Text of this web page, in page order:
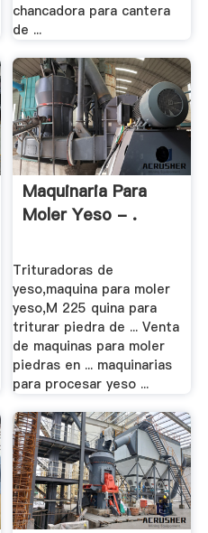
chancadora para cantera
de ...
Maquinaria Para
Moler Yeso - .
Trituradoras de
yeso,maquina para moler
yeso,M 225 quina para
triturar piedra de ... Venta
de maquinas para moler
piedras en ... maquinarias
para procesar yeso ...